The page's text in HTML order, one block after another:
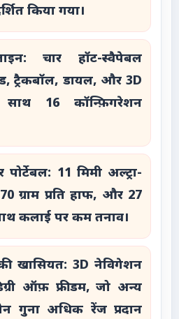
किया गया।
चार हॉट-स्वैपेबल
ट्रैकबॉल, डायल, और 3D
16 कॉन्फ़िगरेशन
पोर्टेबल: 11 मिमी अल्ट्रा-
ग्राम प्रति हाफ, और 27
कलाई पर कम तनाव।
खासियत: 3D नेविगेशन
ऑफ़ फ्रीडम, जो अन्य
गुना अधिक रेंज प्रदान